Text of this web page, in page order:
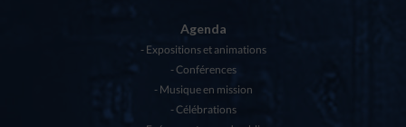
Agenda
Expositions et animations
Conférences
Musique en mission
Célébrations